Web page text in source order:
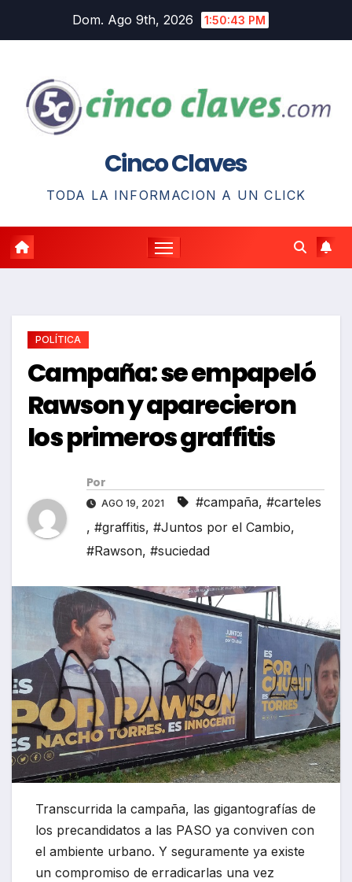
Dom. Ago 9th, 2026 1:50:44 PM
Cinco Claves
TODA LA INFORMACION A UN CLICK
POLÍTICA
Campaña: se empapeló
Rawson y aparecieron
los primeros graffitis
Por
AGO 19, 2021 #campaña, #carteles
, #graffitis, #Juntos por el Cambio,
#Rawson, #suciedad
Transcurrida la campaña, las gigantografías de
los precandidatos a las PASO ya conviven con
el ambiente urbano. Y seguramente ya existe
un compromiso de erradicarlas una vez